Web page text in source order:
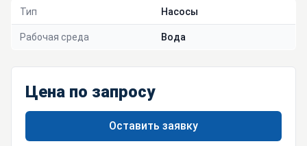
Тип Насосы
Рабочая среда Вода
Цена по запросу
Оставить заявку